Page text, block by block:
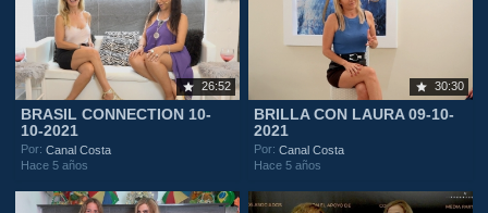
26:52
BRASIL CONNECTION 10-
10-2021
Por:Canal Costa
Hace 5 años
30:30
BRILLA CON LAURA 09-10-
2021
Por:Canal Costa
Hace 5 años